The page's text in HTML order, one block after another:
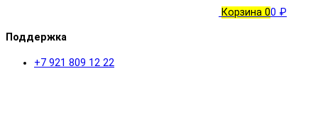
Корзина 00 ₽
Поддержка
+7 921 809 12 22